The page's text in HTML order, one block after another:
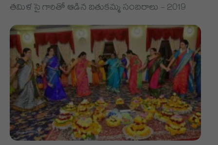
తమిళ సై గారితో ఆడిన బతుకమ్మ సంబరాలు - 2019